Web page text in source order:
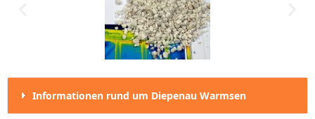
Informationen rund um Diepenau Warmsen